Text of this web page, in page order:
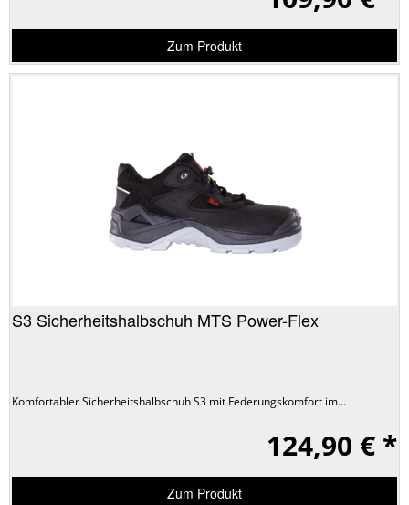
Zum Produkt
S3 Sicherheitshalbschuh MTS Power-Flex
Komfortabler Sicherheitshalbschuh S3 mit Federungskomfort im...
124,90 € *
Zum Produkt